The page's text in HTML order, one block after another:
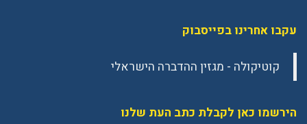
עקבו אחרינו בפייסבוק
הירשמו כאן לקבלת כתב העת שלנו